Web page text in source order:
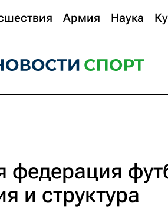
Армия Наука
федерация
и структура